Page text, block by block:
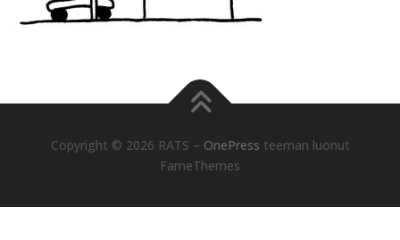
Copyright © 2026 RATS – OnePress teeman luonut
FameThemes